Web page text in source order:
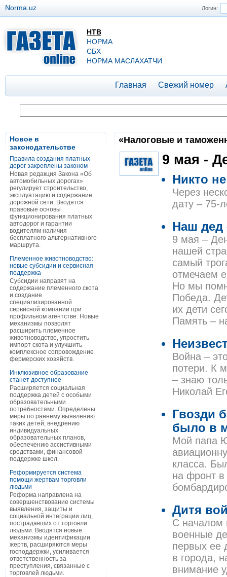
Логин:
Norma.uz
НТВ
НОРМА
СБХ
НОРМА МАСЛАХАТЧИ
Главная Свежий номер
Новое в
законодательстве
Правила создания платных
дорог закреплены законом
Новая редакция Закона «Об
автомобильных дорогах»
регулирует строительство,
эксплуатацию и содержание
дорожной сети. Вводятся
правовые основы
функционирования платных
автодорог и гарантии
водителям наличия
бесплатного альтернативного
маршрута.
Племенное животноводство:
новые субсидии и сервисная
поддержка
Субсидии направят на
содержание племенного скота
и создание
специализированной
сервисной компании при
профильном агентстве. Новые
механизмы позволят
расширить племенное
животноводство, упростить
импорт скота и улучшить
комплексное сопровождение
фермерских хозяйств.
Инклюзивное образование
станет доступнее
Расширяется социальная
поддержка детей с особыми
образовательными
потребностями. Определены
меры по раннему выявлению
таких детей, внедрению
индивидуальных
образовательных планов,
обеспечению ассистивными
средствами, финансовой
поддержке школ.
Реформируется система
помощи жертвам торговли
людьми
Реформа направлена на
совершенствование системы
выявления, защиты и
социальной интеграции лиц,
пострадавших от торговли
людьми. Вводятся новые
механизмы идентификации
жертв, расширяются меры
господдержки, усиливается
ответственность за
преступления, связанные с
торговлей людьми.
«Налоговые и
9 мая -
Никто
Через
дату – 75-
Наш дед
9 мая –
нашей
самый
отмечаем
Но мы
Победа.
их дети
Память –
Война –
потери. К
– знаю
Николай
Гвозди
было в
Мой папа
класса.
на фронт
Дитя
С началом
военные
первых ее
в города,
внимание